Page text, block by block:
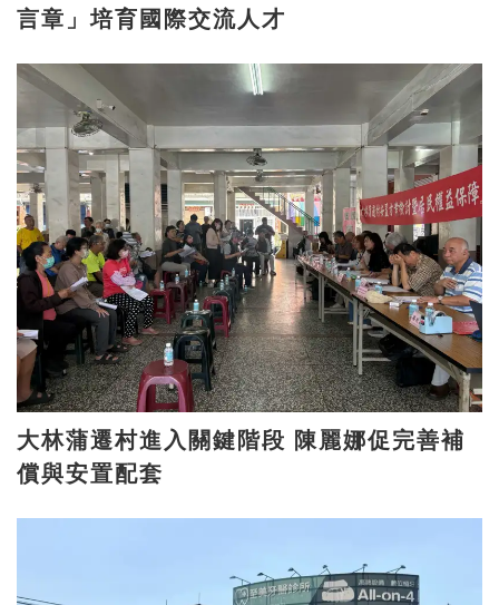
言章」培育國際交流人才
大林蒲遷村進入關鍵階段 陳麗娜促完善補
償與安置配套